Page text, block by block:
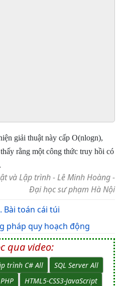
giải thuật này cấp O(nlogn),
rằng một công thức truy hồi có
và Lập trình - Lê Minh Hoàng -
Đại học sư phạm Hà Nội
Bài toán cái túi
pháp quy hoạch động
qua video:
trình C# All
SQL Server All
PHP HTML5-CSS3-JavaScript